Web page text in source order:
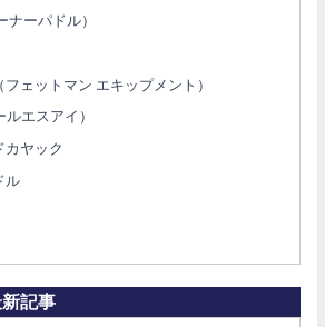
ナーパドル）
フェットマン エキップメント）
エスアイ）
カヤック
ル
記事